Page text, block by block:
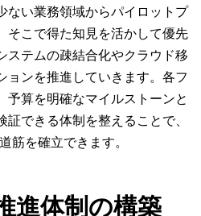
ない業務領域からパイロットプ
そこで得た知見を活かして優先
ステムの疎結合化やクラウド移
ョンを推進していきます。各フ
予算を明確なマイルストーンと
できる体制を整えることで、
筋を確立できます。
進体制の構築